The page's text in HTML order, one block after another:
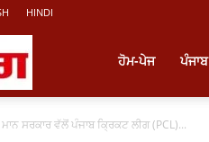
HINDI
Punjabi
ਹੋਮ-ਪੇਜ ਪੰਜਾਬ
ਸਰਕਾਰ ਵੱਲੋਂ ਪੰਜਾਬ ਕ੍ਰਿਕਟ ਲੀਗ (PCL)...